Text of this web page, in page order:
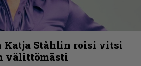
Katja Ståhlin roisi vitsi
välittömästi